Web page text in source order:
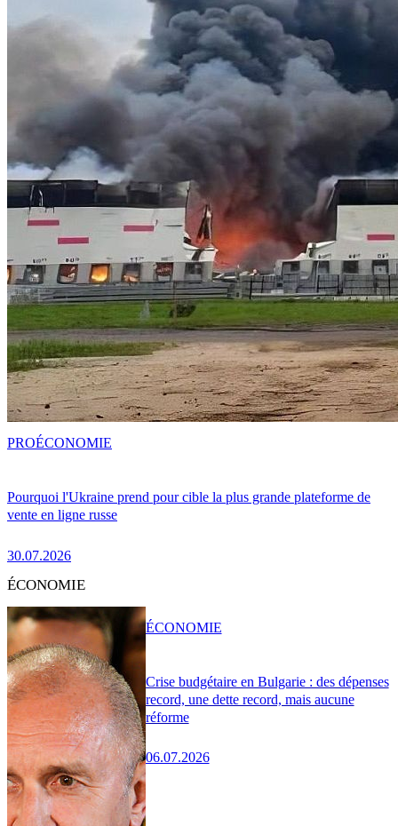
Pourquoi l'Ukraine prend pour cible la plus grande plateforme de
vente en ligne russe
30.07.2026
PROÉCONOMIE
ÉCONOMIE
Crise budgétaire en Bulgarie : des dépenses
record, une dette record, mais aucune
réforme
06.07.2026
ÉCONOMIE